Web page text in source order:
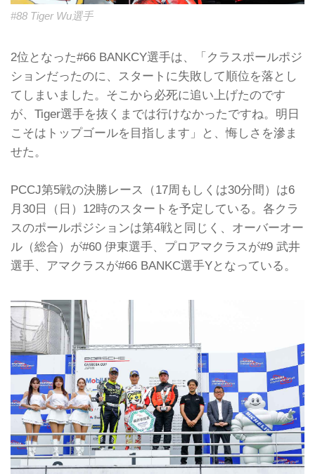
#88 Tiger Wu選手
2位となった#66 BANKCY選手は、「クラスポールポジ
ションだったのに、スタートに失敗して順位を落とし
てしまいました。そこから必死に追い上げたのです
が、Tiger選手を抜くまでは行けなかったですね。明日
こそはトップゴールを目指します」と、悔しさを滲ま
せた。
PCCJ第5戦の決勝レース（17周もしくは30分間）は6
月30日（日）12時のスタートを予定している。各クラ
スのポールポジションは第4戦と同じく、オーバーオー
ル（総合）が#60 伊東選手、プロアマクラスが#9 武井
選手、アマクラスが#66 BANKC選手Yとなっている。